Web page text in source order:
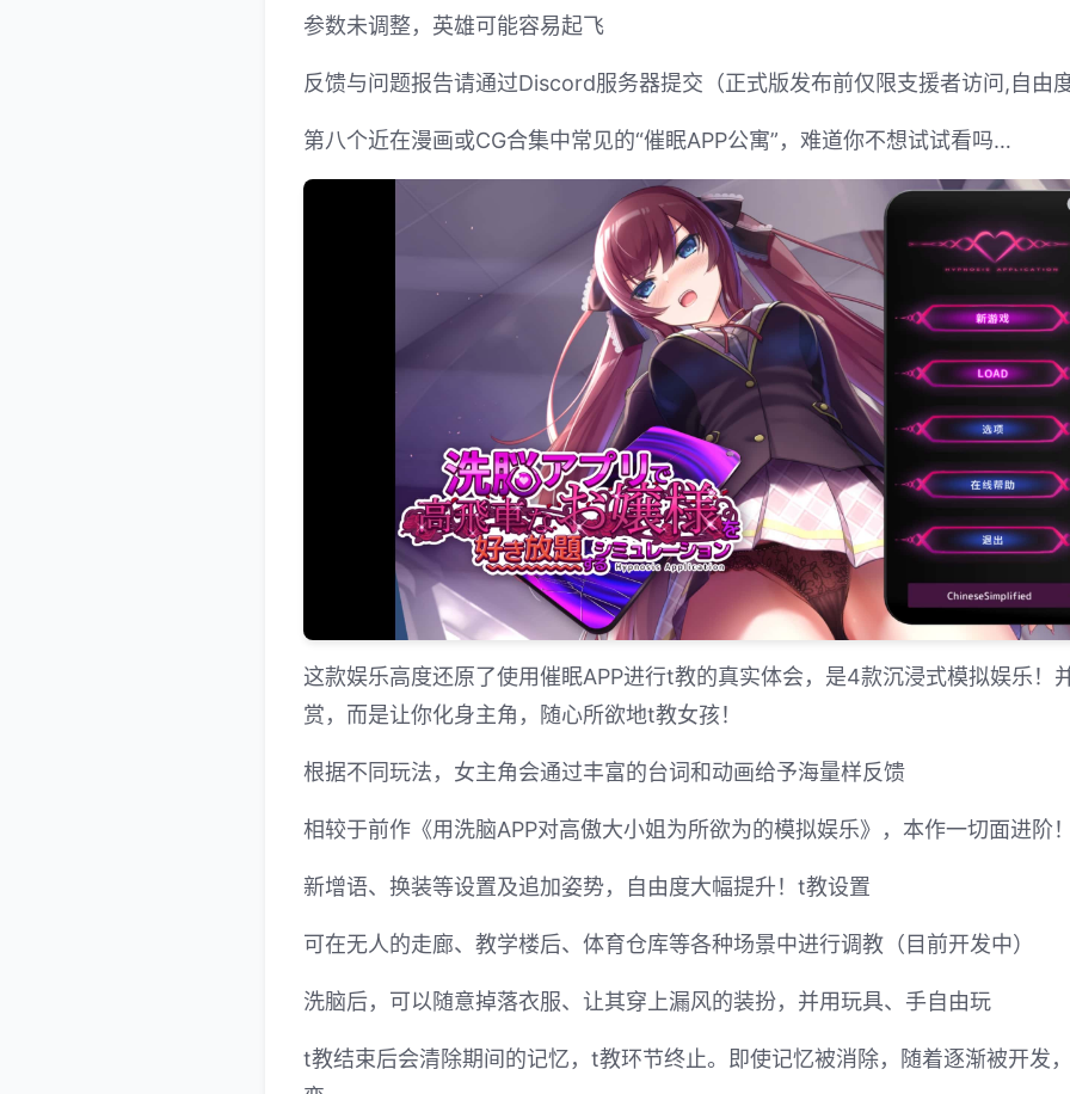
参数未调整，英雄可能容易起飞
反馈与问题报告请通过Discord服务器提交（正式版发布前仅限支援者访问,自由
第八个近在漫画或CG合集中常见的“催眠APP公寓”，难道你不想试试看吗…
这款娱乐高度还原了使用催眠APP进行t教的真实体会，是4款沉浸式模拟娱乐！
赏，而是让你化身主角，随心所欲地t教女孩！
根据不同玩法，女主角会通过丰富的台词和动画给予海量样反馈
相较于前作《用洗脑APP对高傲大小姐为所欲为的模拟娱乐》，本作一切面进阶
新增语、换装等设置及追加姿势，自由度大幅提升！t教设置
可在无人的走廊、教学楼后、体育仓库等各种场景中进行调教（目前开发中）
洗脑后，可以随意掉落衣服、让其穿上漏风的装扮，并用玩具、手自由玩
t教结束后会清除期间的记忆，t教环节终止。即使记忆被消除，随着逐渐被开发